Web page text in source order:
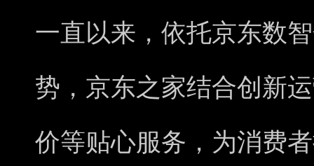
一直以来，依托京东数
势，京东之家结合创新
价等贴心服务，为消费